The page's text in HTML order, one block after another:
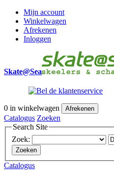
Mijn account
Winkelwagen
Afrekenen
Inloggen
Skate@Sea
0 in winkelwagen Afrekenen
Catalogus Zoeken
Search Site
Zoek:
Zoeken
Catalogus